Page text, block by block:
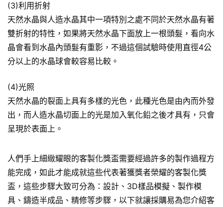
(3)利用折射
天然水晶與人造水晶其中一項特別之處不同於天然水晶有著
雙折射的特性，如果將天然水晶下面放上一根頭髮，看向水
晶會看到水晶內頭髮有重影，不過這個試驗時使用直徑4公
分以上的水晶球會較容易比較。
(4)光照
天然水晶的裂面上具有多樣的光色，此種光色是由內而外發
出，而人造水晶切面上的光是加入氧化鉛之後才具有，只會
呈現於表面上。
人們手上細緻耀眼的客製化獎盃需要經過許多的製作過程方
能完成，如此才能成就這些代表著獲獎者榮耀的客製化獎
盃，這些步驟大致可分為：設計、3D樣品模擬、製作模
具、鑄造半成品、精修等步驟，以下就讓採購易為您介紹客